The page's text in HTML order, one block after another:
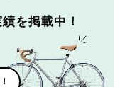
を掲載中！